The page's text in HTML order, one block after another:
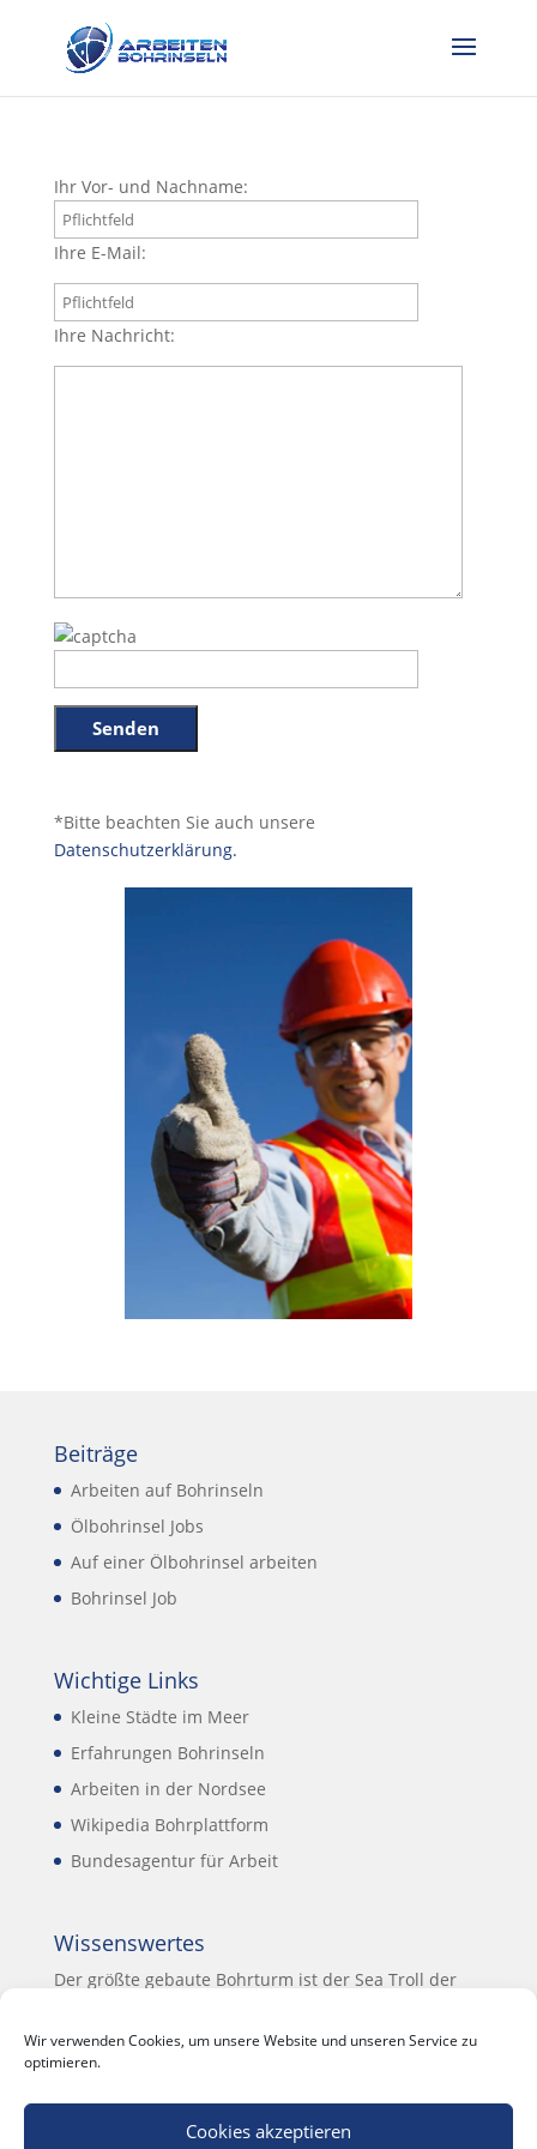
Wir verwenden Cookies, um unsere Website und unseren Service zu
optimieren.
Cookies akzeptieren
Ihr Vor- und Nachname:
Ihre E-Mail:
Ihre Nachricht:
*Bitte beachten Sie auch unsere
Datenschutzerklärung.
Beiträge
Arbeiten auf Bohrinseln
Ölbohrinsel Jobs
Auf einer Ölbohrinsel arbeiten
Bohrinsel Job
Wichtige Links
Kleine Städte im Meer
Erfahrungen Bohrinseln
Arbeiten in der Nordsee
Wikipedia Bohrplattform
Bundesagentur für Arbeit
Wissenswertes
Der größte gebaute Bohrturm ist der Sea Troll der
mit einer Wasser Verdrängung von einer Millionen
Tonnen !
Offshore Neuigkeiten: